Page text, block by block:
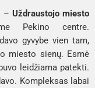
– Uždraustojo miesto
Pekino centre.
gyvybe vien tam,
miesto sienų. Esmė
leidžiama patekti.
Kompleksas labai